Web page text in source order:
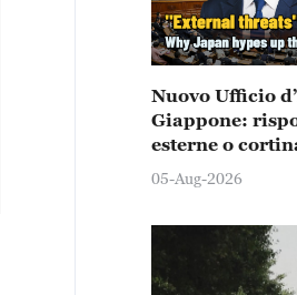
Nuovo Ufficio
Giappone:
esterne o
problemi
05-Aug-2026